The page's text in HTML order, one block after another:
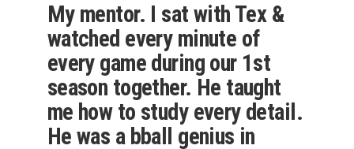
My mentor. I sat with Tex &
watched every minute of
every game during our 1st
season together. He taught
me how to study every detail.
He was a bball genius in